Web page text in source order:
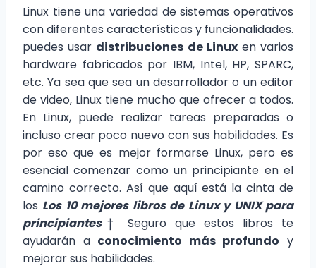
Linux tiene una variedad de sistemas operativos
con diferentes características y funcionalidades.
puedes usar distribuciones de Linuxen varios
hardware fabricados por IBM, Intel, HP, SPARC,
etc. Ya sea que sea un desarrollador o un editor
de video, Linux tiene mucho que ofrecer a todos.
En Linux, puede realizar tareas preparadas o
incluso crear poco nuevo con sus habilidades. Es
por eso que es mejor formarse Linux, pero es
esencial comenzar como un principiante en el
camino correcto. Así que aquí está la cinta de
los Los 10 mejores libros de Linux y UNIX para
principiantes† Seguro que estos libros te
ayudarán a conocimiento más profundo y
mejorar sus habilidades.